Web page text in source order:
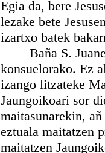
Egia da, bere
lezake bete
izartxo batek
Baña S.
konsuelorako. Ez
izango litzateke
Jaungoikoari sor
maitasunarekin,
eztuala maitatzen
maitatzen